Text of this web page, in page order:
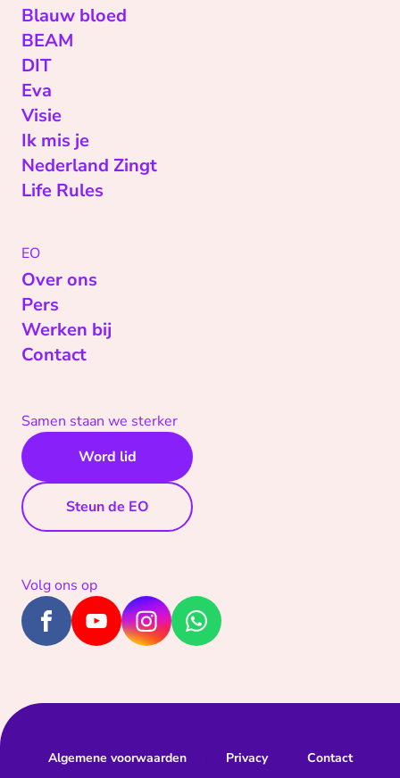
Blauw bloed
BEAM
DIT
Eva
Visie
Ik mis je
Nederland Zingt
Life Rules
EO
Over ons
Pers
Werken bij
Contact
Samen staan we sterker
Word lid
Steun de EO
Volg ons op
Algemene voorwaarden Privacy Contact